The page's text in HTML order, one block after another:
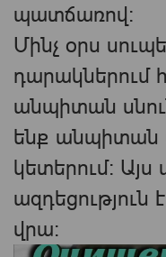
պատճառով։
Մինչ օրս
դարակներում
անպիտան
ենք անպիտան
կետերում:
ազդեցություն
վրա։